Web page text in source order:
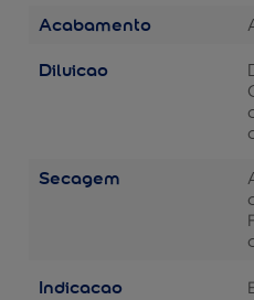
Acabamento
Diluicao
Secagem
Indicacao